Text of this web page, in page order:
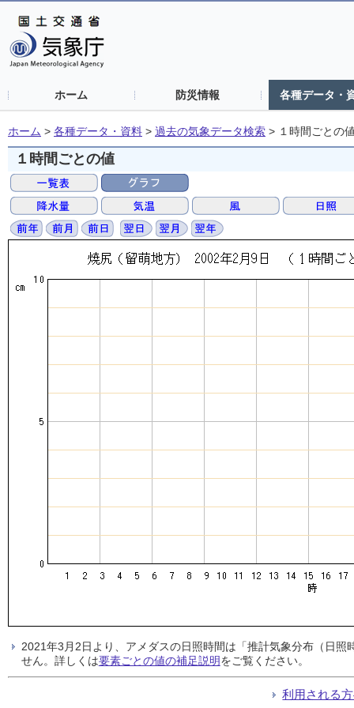
ホーム 防災情報 各種データ・
ホーム > 各種データ・資料 > 過去の気象データ検索 > １時間ごとの
１時間ごとの値
2021年3月2日より、アメダスの日照時間は「推計気象分布（日
せん。詳しくは要素ごとの値の補足説明をご覧ください。
利用される